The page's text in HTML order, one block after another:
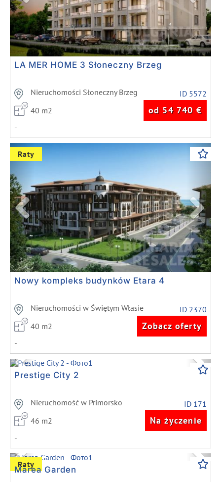
LA MER HOME 3 Słoneczny Brzeg
Nieruchomości Słoneczny Brzeg
ID 5572
40 m2
od 54 740 €
-
Previous Next
Raty
Nowy kompleks budynków Etara 4
Nieruchomości w Świętym Własie
ID 2370
40 m2
Zobacz oferty
-
Previous Next
Prestige City 2
Nieruchomość w Primorsko
ID 171
46 m2
Na życzenie
-
Previous Next
Raty
Marea Garden